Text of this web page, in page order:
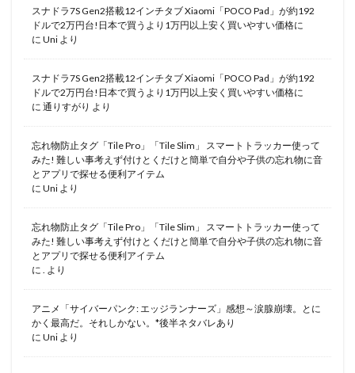
スナドラ7S Gen2搭載12インチタブ Xiaomi「POCO Pad」が約192
ドルで2万円台!日本で買うより1万円以上安く買いやすい価格に
に Uni より
スナドラ7S Gen2搭載12インチタブ Xiaomi「POCO Pad」が約192
ドルで2万円台!日本で買うより1万円以上安く買いやすい価格に
に 通りすがり より
忘れ物防止タグ「Tile Pro」「Tile Slim」 スマートトラッカー使って
みた! 難しい事考えず付けとくだけと簡単で自分や子供の忘れ物に音
とアプリで探せる便利アイテム
に Uni より
忘れ物防止タグ「Tile Pro」「Tile Slim」 スマートトラッカー使って
みた! 難しい事考えず付けとくだけと簡単で自分や子供の忘れ物に音
とアプリで探せる便利アイテム
に . より
アニメ「サイバーパンク: エッジランナーズ」感想～涙腺崩壊。とに
かく最高だ。それしかない。*後半ネタバレあり
に Uni より